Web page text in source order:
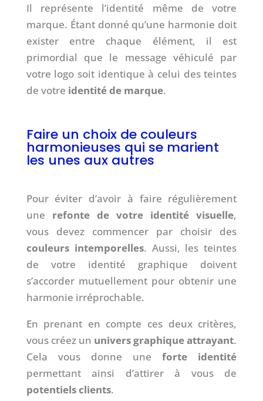
Il représente l’identité même de votre
marque. Étant donné qu’une harmonie doit
exister entre chaque élément, il est
primordial que le message véhiculé par
votre logo soit identique à celui des teintes
de votre identité de marque.
Faire un choix de couleurs
harmonieuses qui se marient
les unes aux autres
Pour éviter d’avoir à faire régulièrement
une refonte de votre identité visuelle,
vous devez commencer par choisir des
couleurs intemporelles. Aussi, les teintes
de votre identité graphique doivent
s’accorder mutuellement pour obtenir une
harmonie irréprochable.
En prenant en compte ces deux critères,
vous créez un univers graphique attrayant.
Cela vous donne uneforte identité
permettant ainsi d’attirer à vous de
potentiels clients.